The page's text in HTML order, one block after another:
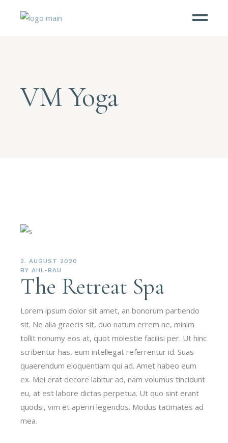
VM Yoga
2. AUGUST 2020
BY AHL-BAU
The Retreat Spa
Lorem ipsum dolor sit amet, an bonorum partiendo
sit. Ne alia graecis sit, duo natum errem ne, minim
tollit nonumy eos at, quot molestie facilisi per. Ut hinc
scribentur has, eum intellegat referrentur id. Suas
quaerendum eloquentiam qui ad. Amet habeo eum
ex. Mei erat decore labitur ad, nam volumus tincidunt
eu, at est labore dictas perpetua. Ut quo sint erant
quodsi, vim et aperiri legendos. Modus tacimates ad
mea.